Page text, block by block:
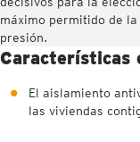
máximo permitido de
presión.
Características
El aislamiento
las viviendas